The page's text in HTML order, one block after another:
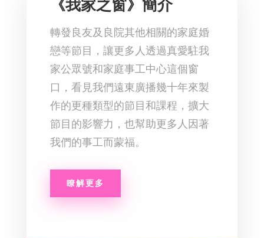
轉發良友及良院其他相關的家庭婚
戀等節目，讓更多人透過真愛駐我
家公眾號和家庭事工中心這個窗
口，看見我們遠東廣播幾十年來製
作的更種類型的節目和課程，擴大
節目的影響力，也幫助更多人因著
我們的事工而蒙福。
瞭解更多